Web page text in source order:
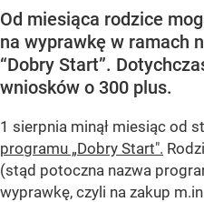
Od miesiąca rodzice
na wyprawkę w ramach
“Dobry Start”.
wniosków o 300 plus.
1 sierpnia minął miesiąc od
programu „Dobry Start".
(stąd potoczna nazwa
wyprawkę, czyli na zakup